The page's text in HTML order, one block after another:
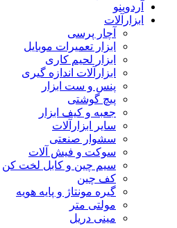
آردوینو
ابزارآلات
آچار پرسی
ابزار تعمیرات موبایل
ابزار لحیم کاری
ابزارآلات اندازه گیری
پنس و ست ابزار
پیچ گوشتی
جعبه و کیف ابزار
سایر ابزارآلات
سشوار صنعتی
سوکت و فیش آلات
سیم چین و کابل لخت کن
کف چین
گیره مونتاژ و پایه هویه
مولتی متر
مینی دریل